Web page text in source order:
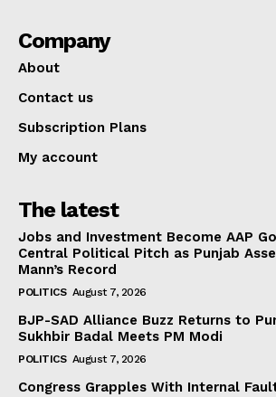
Company
About
Contact us
Subscription Plans
My account
The latest
Jobs and Investment Become AAP
Central Political Pitch as Punjab
Mann’s Record
POLITICS August 7, 2026
BJP-SAD Alliance Buzz Returns to
Sukhbir Badal Meets PM Modi
POLITICS August 7, 2026
Congress Grapples With Internal